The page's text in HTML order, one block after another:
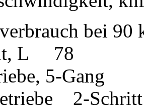
bei
L 78
5-Gang
2-Schritt